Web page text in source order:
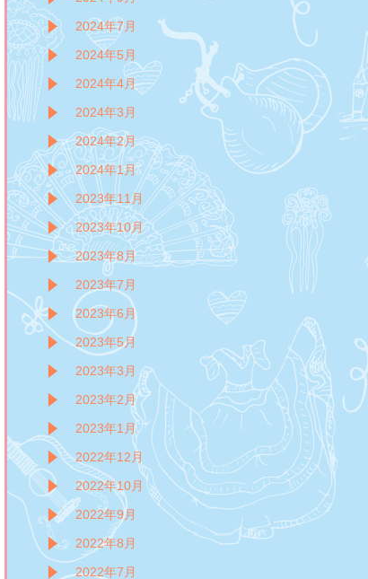
2024年7月
2024年5月
2024年4月
2024年3月
2024年2月
2024年1月
2023年11月
2023年10月
2023年8月
2023年7月
2023年6月
2023年5月
2023年3月
2023年2月
2023年1月
2022年12月
2022年10月
2022年9月
2022年8月
2022年7月